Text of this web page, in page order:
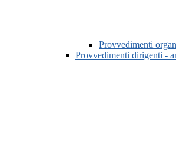
Provvedimenti
Provvedimenti dirigenti -